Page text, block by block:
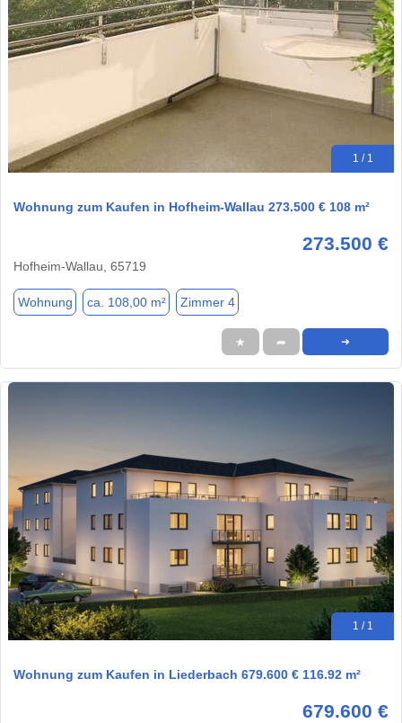
1 / 1
Wohnung zum Kaufen in Hofheim-Wallau 273.500 € 108 m²
273.500 €
Hofheim-Wallau, 65719
Wohnung ca. 108,00 m² Zimmer 4
★ ➦ ➜
1 / 1
Wohnung zum Kaufen in Liederbach 679.600 € 116.92 m²
679.600 €